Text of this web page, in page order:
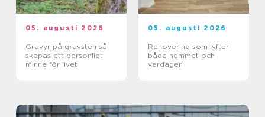
05. augusti 2026
Gravyr på gravsten så
skapas ett personligt
minne för livet
05. augusti 2026
Renovering som lyfter
både hemmet och
vardagen